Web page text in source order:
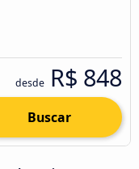
desde R$ 848
Buscar